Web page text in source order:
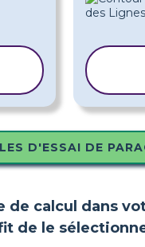
D'ESSAI DE
de calcul dans
de le